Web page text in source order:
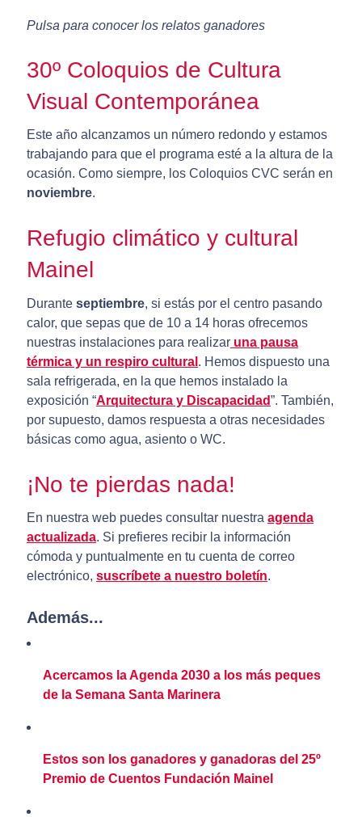
Pulsa para conocer los relatos ganadores
30º Coloquios de Cultura
Visual Contemporánea
Este año alcanzamos un número redondo y estamos
trabajando para que el programa esté a la altura de la
ocasión. Como siempre, los Coloquios CVC serán en
noviembre.
Refugio climático y cultural
Mainel
Durante septiembre, si estás por el centro pasando
calor, que sepas que de 10 a 14 horas ofrecemos
nuestras instalaciones para realizaruna pausa
térmica y un respiro cultural . Hemos dispuesto una
sala refrigerada, en la que hemos instalado la
exposición “Arquitectura y Discapacidad”. También,
por supuesto, damos respuesta a otras necesidades
básicas como agua, asiento o WC.
¡No te pierdas nada!
En nuestra web puedes consultar nuestra agenda
actualizada. Si prefieres recibir la información
cómoda y puntualmente en tu cuenta de correo
electrónico, suscríbete a nuestro boletín.
Además...
Acercamos la Agenda 2030 a los más peques
de la Semana Santa Marinera
Estos son los ganadores y ganadoras del 25º
Premio de Cuentos Fundación Mainel